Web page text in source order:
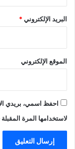
البريد الإلكتروني*
الموقع الإلكتروني
احفظ اسمي، بريدي
لاستخدامها المرة